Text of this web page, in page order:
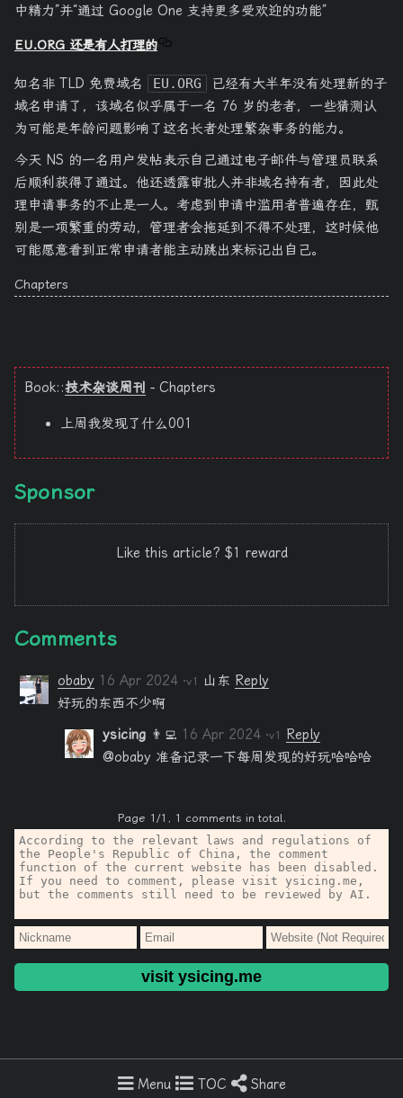
中精力”并“通过 Google One 支持更多受欢迎的功能”
EU.ORG 还是有人打理的
知名非 TLD 免费域名 EU.ORG
已经有大半年没有处理新的子
域名申请了，该域名似乎属于一名 76 岁的老者，一些猜测认
为可能是年龄问题影响了这名长者处理繁杂事务的能力。
今天 NS 的一名用户发帖表示自己通过电子邮件与管理员联系
后顺利获得了通过。他还透露审批人并非域名持有者，因此处
理申请事务的不止是一人。考虑到申请中滥用者普遍存在，甄
别是一项繁重的劳动，管理者会拖延到不得不处理，这时候他
可能愿意看到正常申请者能主动跳出来标记出自己。
Chapters
Book::技术杂谈周刊 - Chapters
上周我发现了什么001
Sponsor
Like this article? $1 reward
Comments
obaby 16 Apr 2024 ·v1 山东 Reply
好玩的东西不少啊
ysicing 👨‍💻 16 Apr 2024 ·v1 Reply
@obaby 准备记录一下每周发现的好玩哈哈哈
Page 1/1, 1 comments in total.
visit ysicing.me
Menu TOC Share
Copyright © ysicing, Powered by Solitudes
Home
RSS Hao123